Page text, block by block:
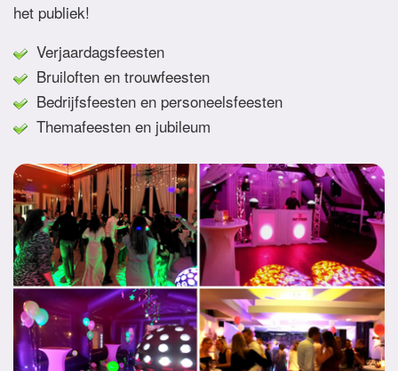
het publiek!
Verjaardagsfeesten
Bruiloften en trouwfeesten
Bedrijfsfeesten en personeelsfeesten
Themafeesten en jubileum